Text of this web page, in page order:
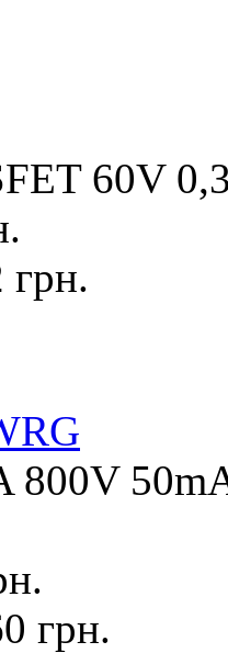
60V
800V
грн.